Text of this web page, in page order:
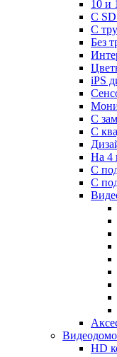
10 и
С SD
С
Без
iPS
С
C
На 4
С
С
HD